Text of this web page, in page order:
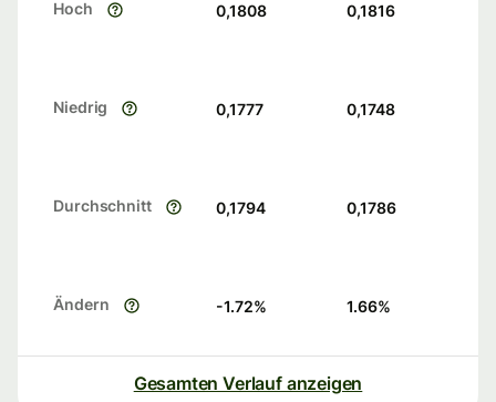
Hoch 0,1808 0,1816
Niedrig 0,1777 0,1748
Durchschnitt 0,1794 0,1786
Ändern -1.72% 1.66%
Gesamten Verlauf anzeigen